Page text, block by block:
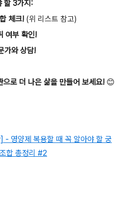
할 3가지:
체크! (위 리스트 참고)
여부 확인!
가와 상담!
으로 더 나은 삶을 만들어 보세요! 😊
양제 복용할 때 꼭 알아야 할 궁
합 총정리 #2